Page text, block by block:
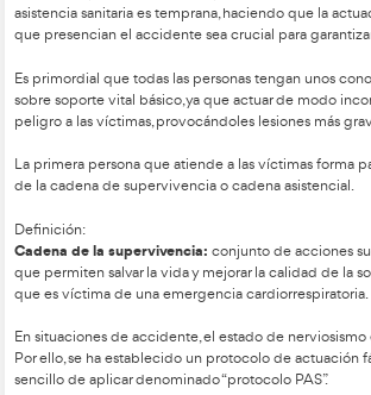
¿Qué son los primeros auxilios en el
En el sector del transporte por carretera,
pasan al volante, hay muchas
Por ello, es crucial saber cómo actuar en
Durante los primeros momentos tras un
tienen un alto índice de mortalidad
asistencia sanitaria es temprana,
que presencian el accidente sea crucial
sobre soporte vital básico, ya que
peligro a las víctimas, provocándoles